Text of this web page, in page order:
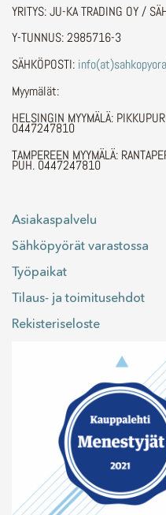
YRITYS: JU-KA TRADING OY /
Y-TUNNUS: 2985716-3
SÄHKÖPOSTI:
Myymälät:
HELSINGIN MYYMÄLÄ:
0447247810
TAMPEREEN MYYMÄLÄ:
PUH. 0447247810
Asiakaspalvelu
Sähköpyörät varastossa
Työpaikat
Tilaus- ja toimitusehdot
Rekisteriseloste